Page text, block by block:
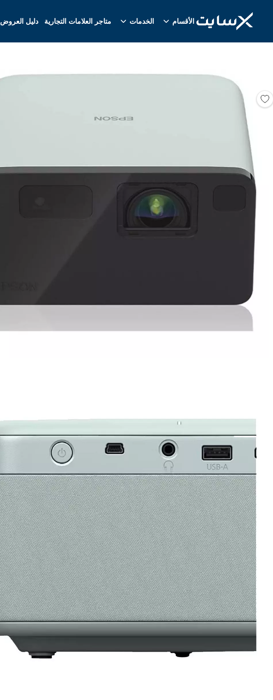
الأقسام الخدمات متاجر العلامات التجارية دليل العروض